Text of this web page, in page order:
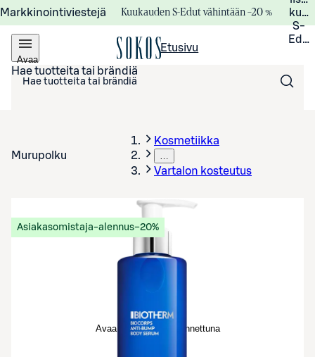
Markkinointiviestejä Kuukauden S-Edut vähintään –20 %
S-
Avaa
valikko
Etusivu
Hae tuotteita tai brändiä
Murupolku
Kosmetiikka
…
Vartalon kosteutus
Avaa tuotekuva suurennettuna
Asiakasomistaja-alennus−20%